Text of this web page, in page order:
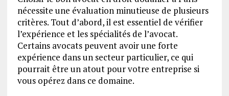
nécessite une évaluation minutieuse de plusieurs
critères. Tout d’abord, il est essentiel de vérifier
l’expérience et les spécialités de l’avocat.
Certains avocats peuvent avoir une forte
expérience dans un secteur particulier, ce qui
pourrait être un atout pour votre entreprise si
vous opérez dans ce domaine.